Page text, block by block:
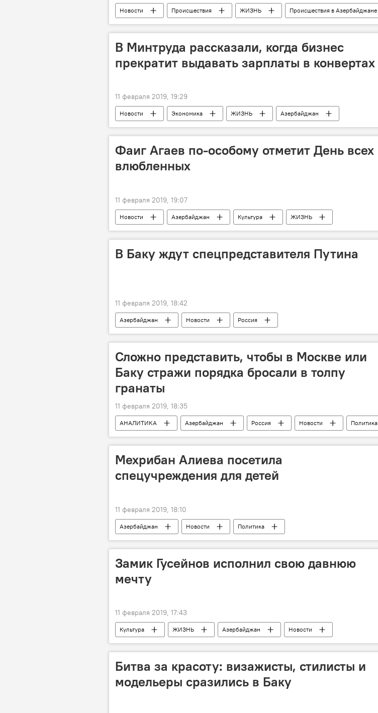
Новости Происшествия ЖИЗНЬ Происшествия в Азербайджане
В Минтруда рассказали, когда бизнес
прекратит выдавать зарплаты в конвертах
11 февраля 2019, 19:29
Новости Экономика ЖИЗНЬ Азербайджан
Фаиг Агаев по-особому отметит День всех
влюбленных
11 февраля 2019, 19:07
Новости Азербайджан Культура
ЖИЗНЬ
За кулисами и в свете софитов
В Баку ждут спецпредставителя Путина
11 февраля 2019, 18:42
Азербайджан Новости Россия
Сложно представить, чтобы в Москве или
Баку стражи порядка бросали в толпу
гранаты
11 февраля 2019, 18:35
АНАЛИТИКА Азербайджан Россия Новости
Политика
Новости мира
Мехрибан Алиева посетила
спецучреждения для детей
11 февраля 2019, 18:10
Азербайджан Новости Политика
Замик Гусейнов исполнил свою давнюю
мечту
11 февраля 2019, 17:43
Культура ЖИЗНЬ Азербайджан
Новости
За кулисами и в свете софитов
Битва за красоту: визажисты, стилисты и
модельеры сразились в Баку